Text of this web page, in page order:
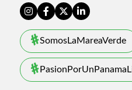
SomosLaMareaVerde